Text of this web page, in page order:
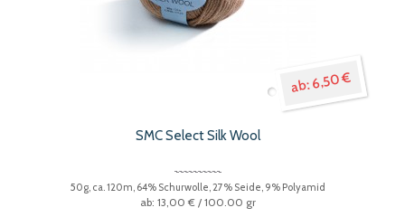
6,50 €
SMC Select Silk Wool
50g, ca. 120m, 64% Schurwolle, 27% Seide, 9% Polyamid
13,00 € / 100.00 gr